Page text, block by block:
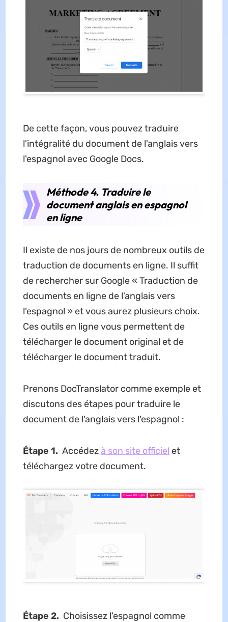
De cette façon, vous pouvez traduire
l'intégralité du document de l'anglais vers
l'espagnol avec Google Docs.
Méthode 4. Traduire le
document anglais en espagnol
en ligne
Il existe de nos jours de nombreux outils de
traduction de documents en ligne. Il suffit
de rechercher sur Google « Traduction de
documents en ligne de l'anglais vers
l'espagnol » et vous aurez plusieurs choix.
Ces outils en ligne vous permettent de
télécharger le document original et de
télécharger le document traduit.
Prenons DocTranslator comme exemple et
discutons des étapes pour traduire le
document de l'anglais vers l'espagnol :
Étape 1. Accédezà son site officiel et
téléchargez votre document.
Étape 2. Choisissez l'espagnol comme